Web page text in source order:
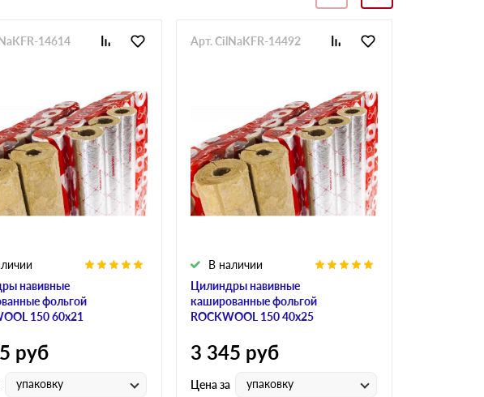
навивные
фольгой
150 60х21
14614
руб
упаковку
Цилиндры навивные
кашированные фольгой
ROCKWOOL 150 40х25
В наличии
Арт. CilNaKFR-14492
3 345 руб
Цена за упаковку